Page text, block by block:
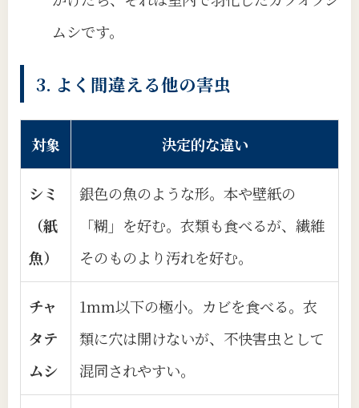
ムシです。
3. よく間違える他の害虫
対象 決定的な違い
シミ
（紙
魚）
銀色の魚のような形。本や壁紙の
「糊」を好む。衣類も食べるが、繊維
そのものより汚れを好む。
チャ
タテ
ムシ
1mm以下の極小。カビを食べる。衣
類に穴は開けないが、不快害虫として
混同されやすい。